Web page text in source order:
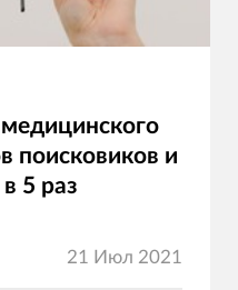
поисковиков и
5 раз
21 Июл 2021